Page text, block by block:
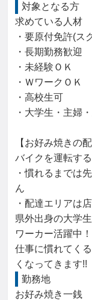
対象となる方
求めている人材
・要原付免許(ス
・長期勤務歓迎
・未経験ＯＫ
・ＷワークＯＫ
・高校生可
・大学生・主婦
【お好み焼きの
バイクを運転す
・慣れるまでは
ん
・配達エリアは
県外出身の大学
ワーカー活躍中！
仕事に慣れてく
くなってきます!!
勤務地
お好み焼き一銭